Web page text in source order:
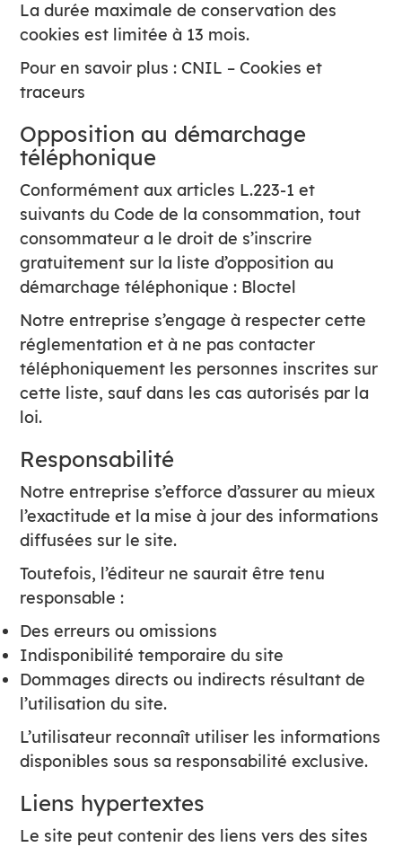
La durée maximale de conservation des
cookies est limitée à 13 mois.
Pour en savoir plus :CNIL – Cookies et
traceurs
Opposition au démarchage
téléphonique
Conformément aux articles L.223-1 et
suivants du Code de la consommation, tout
consommateur a le droit de s’inscrire
gratuitement sur la liste d’opposition au
démarchage téléphonique : Bloctel
Notre entreprise s’engage à respecter cette
réglementation et à ne pas contacter
téléphoniquement les personnes inscrites sur
cette liste, sauf dans les cas autorisés par la
loi.
Responsabilité
Notre entreprise s’efforce d’assurer au mieux
l’exactitude et la mise à jour des informations
diffusées sur le site.
Toutefois, l’éditeur ne saurait être tenu
responsable :
Des erreurs ou omissions
Indisponibilité temporaire du site
Dommages directs ou indirects résultant de
l’utilisation du site.
L’utilisateur reconnaît utiliser les informations
disponibles sous sa responsabilité exclusive.
Liens hypertextes
Le site peut contenir des liens vers des sites